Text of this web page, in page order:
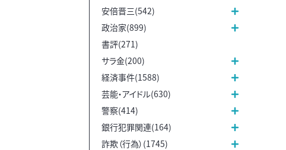
安倍晋三(542)
政治家(899)
書評(271)
サラ金(200)
経済事件(1588)
芸能・アイドル(630)
警察(414)
銀行犯罪関連(164)
詐欺（行為）(1745)